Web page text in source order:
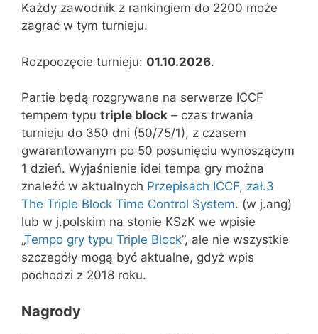
Każdy zawodnik z rankingiem do 2200 może
zagrać w tym turnieju.
Rozpoczęcie turnieju: 01.10.2026.
Partie będą rozgrywane na serwerze ICCF
tempem typu triple block – czas trwania
turnieju do 350 dni (50/75/1), z czasem
gwarantowanym po 50 posunięciu wynoszącym
1 dzień. Wyjaśnienie idei tempa gry można
znaleźć w aktualnych Przepisach ICCF, zał.3
The Triple Block Time Control System. (w j.ang)
lub w j.polskim na stonie KSzK we wpisie
„Tempo gry typu Triple Block”, ale nie wszystkie
szczegóły mogą być aktualne, gdyż wpis
pochodzi z 2018 roku.
Nagrody